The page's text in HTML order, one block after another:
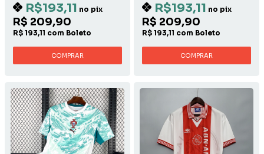
R$193,11 no pix
R$ 209,90
R$ 193,11 com Boleto
COMPRAR
R$193,11 no pix
R$ 209,90
R$ 193,11 com Boleto
COMPRAR